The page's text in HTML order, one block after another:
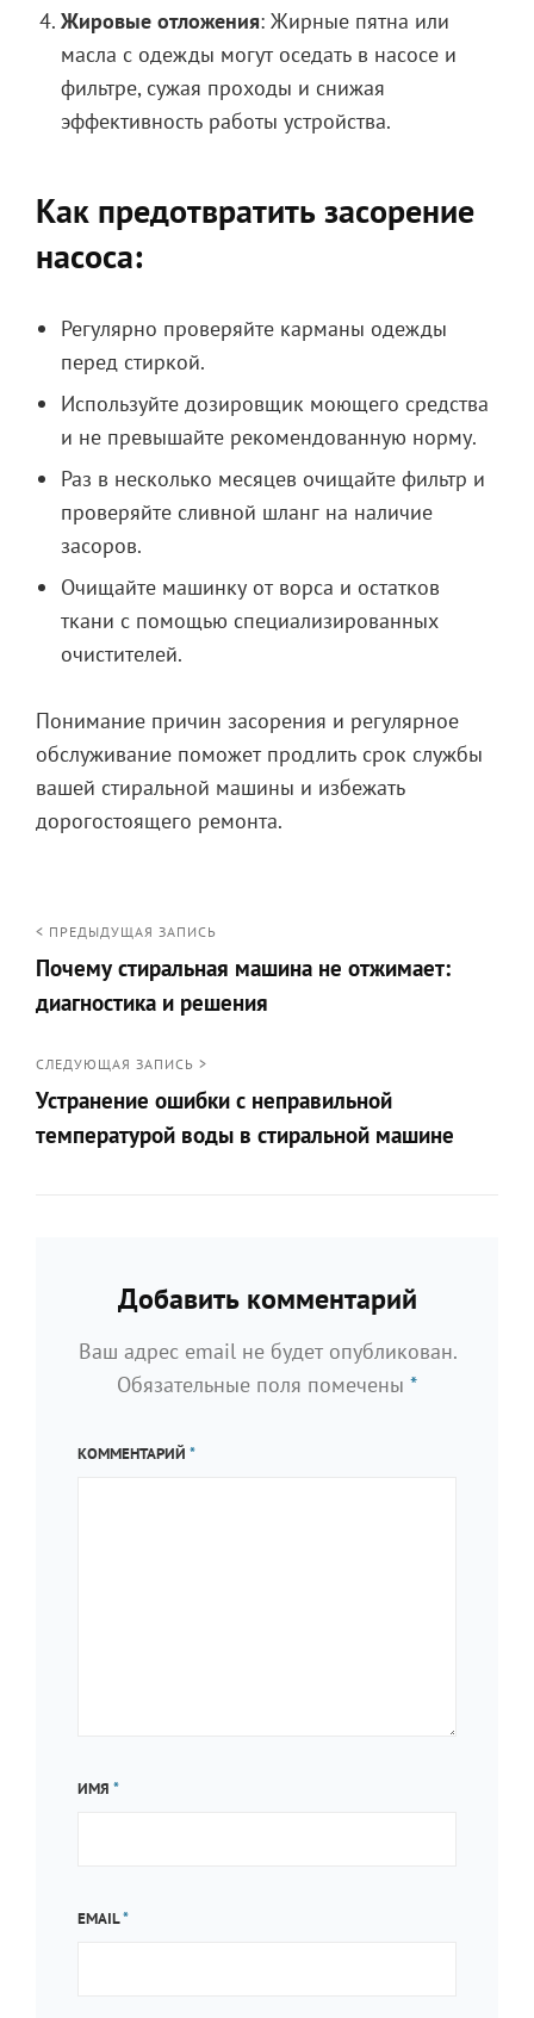
Жировые отложения: Жирные пятна или
масла с одежды могут оседать в насосе и
фильтре, сужая проходы и снижая
эффективность работы устройства.
Как предотвратить засорение
насоса:
Регулярно проверяйте карманы одежды
перед стиркой.
Используйте дозировщик моющего средства
и не превышайте рекомендованную норму.
Раз в несколько месяцев очищайте фильтр и
проверяйте сливной шланг на наличие
засоров.
Очищайте машинку от ворса и остатков
ткани с помощью специализированных
очистителей.
Понимание причин засорения и регулярное
обслуживание поможет продлить срок службы
вашей стиральной машины и избежать
дорогостоящего ремонта.
Навигация
по
< ПРЕДЫДУЩАЯ ЗАПИСЬ
Почему стиральная машина не отжимает:
диагностика и решения
Предыдущая
запись
СЛЕДУЮЩАЯ ЗАПИСЬ >
Устранение ошибки с неправильной
температурой воды в стиральной машине
Добавить комментарий
Ваш адрес email не будет опубликован.
Обязательные поля помечены *
КОММЕНТАРИЙ *
ИМЯ *
EMAIL*